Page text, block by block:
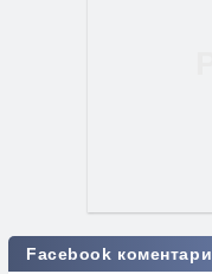
Facebook коментари